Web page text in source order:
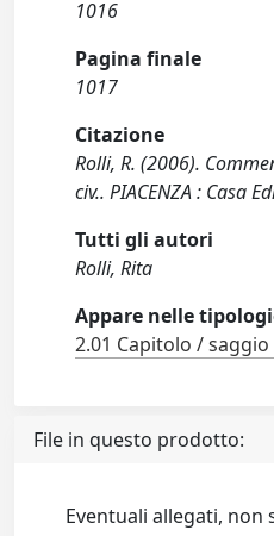
1016
Pagina finale
1017
Citazione
Rolli, R. (2006).
civ.. PIACENZA : Casa
Tutti gli autori
Rolli, Rita
Appare nelle
2.01 Capitolo /
File in questo prodotto:
Eventuali allegati, non